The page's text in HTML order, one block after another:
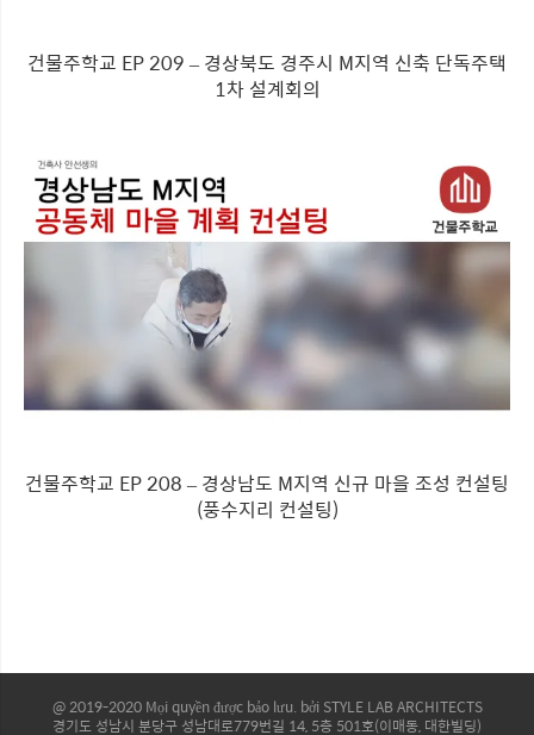
건물주학교 EP 209 – 경상북도 경주시 M지역 신축 단독주택
1차 설계회의
건물주학교 EP 208 – 경상남도 M지역 신규 마을 조성 컨설팅
(풍수지리 컨설팅)
@ 2019-2020 Mọi quyền được bảo lưu. bởi STYLE LAB ARCHITECTS
경기도 성남시 분당구 성남대로779번길 14, 5층 501호(이매동, 대한빌딩)